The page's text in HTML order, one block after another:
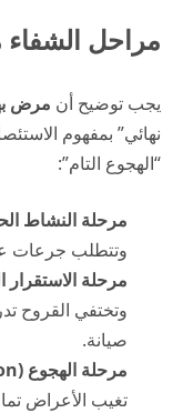
مراحل
يجب توضيح أن مرض
نهائي” بمفهوم
“الهجوع التام”:
مرحلة النشاط
وتتطلب جرعات
مرحلة الاستقرار
وتختفي القروح
صيانة.
مرحلة الهجوع (Remission):
تغيب الأعراض